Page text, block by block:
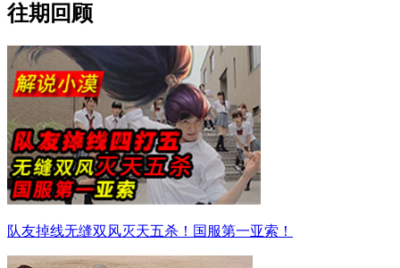
往期回顾
队友掉线无缝双风灭天五杀！国服第一亚索！